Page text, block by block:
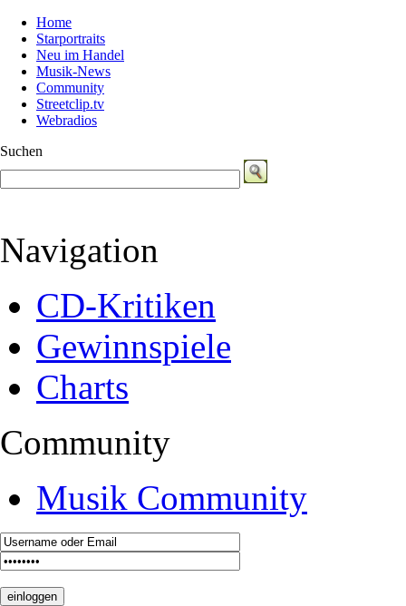
Home
Starportraits
Neu im Handel
Musik-News
Community
Streetclip.tv
Webradios
Suchen
Navigation
CD-Kritiken
Gewinnspiele
Charts
Community
Musik Community